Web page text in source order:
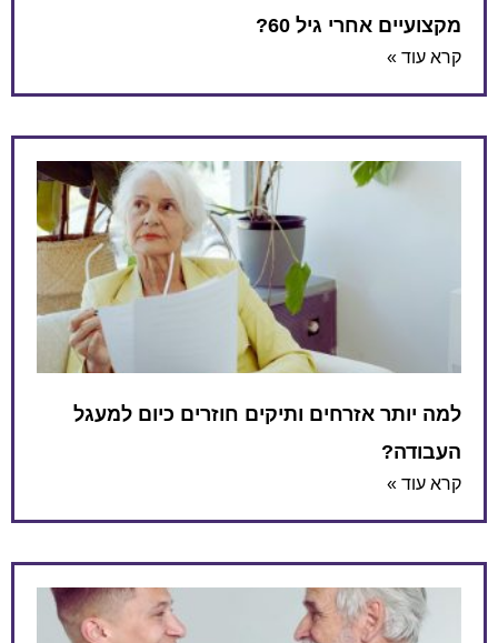
מקצועיים אחרי גיל 60?
קרא עוד »
למה יותר אזרחים ותיקים חוזרים כיום למעגל
העבודה?
קרא עוד »